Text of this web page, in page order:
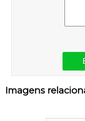
Imagens